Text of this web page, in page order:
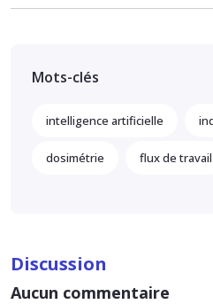
Mots-clés
intelligence artificielle
dosimétrie flux de travail
Discussion
Aucun commentaire